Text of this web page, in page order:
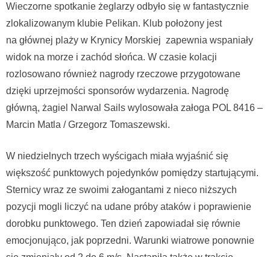
Wieczorne spotkanie żeglarzy odbyło się w fantastycznie
zlokalizowanym klubie Pelikan. Klub położony jest
na głównej plaży w Krynicy Morskiej zapewnia wspaniały
widok na morze i zachód słońca. W czasie kolacji
rozlosowano również nagrody rzeczowe przygotowane
dzięki uprzejmości sponsorów wydarzenia. Nagrodę
główną, żagiel Narwal Sails wylosowała załoga POL 8416 –
Marcin Matla / Grzegorz Tomaszewski.
W niedzielnych trzech wyścigach miała wyjaśnić się
większość punktowych pojedynków pomiędzy startującymi.
Sternicy wraz ze swoimi załogantami z nieco niższych
pozycji mogli liczyć na udane próby ataków i poprawienie
dorobku punktowego. Ten dzień zapowiadał się równie
emocjonująco, jak poprzedni. Warunki wiatrowe ponownie